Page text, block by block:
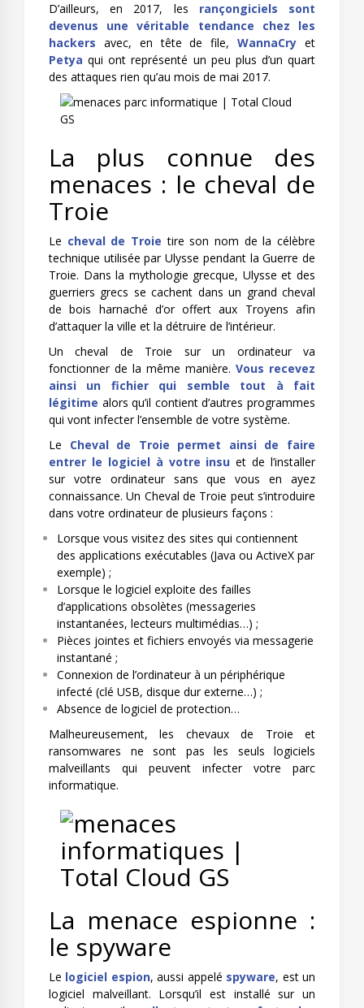
D’ailleurs, en 2017, les rançongiciels sont
devenus une véritable tendance chez les
hackers avec, en tête de file,WannaCry et
Petya qui ont représenté un peu plus d’un quart
des attaques rien qu’au mois de mai 2017.
La plus connue des
menaces : le cheval de
Troie
Le cheval de Troie tire son nom de la célèbre
technique utilisée par Ulysse pendant la Guerre de
Troie. Dans la mythologie grecque, Ulysse et des
guerriers grecs se cachent dans un grand cheval
de bois harnaché d’or offert aux Troyens afin
d’attaquer la ville et la détruire de l’intérieur.
Un cheval de Troie sur un ordinateur va
fonctionner de la même manière. Vous recevez
ainsi un fichier qui semble tout à fait
légitime alors qu’il contient d’autres programmes
qui vont infecter l’ensemble de votre système.
Le Cheval de Troie permet ainsi de faire
entrer le logiciel à votre insu et de l’installer
sur votre ordinateur sans que vous en ayez
connaissance. Un Cheval de Troie peut s’introduire
dans votre ordinateur de plusieurs façons :
Lorsque vous visitez des sites qui contiennent
des applications exécutables (Java ou ActiveX par
exemple) ;
Lorsque le logiciel exploite des failles
d’applications obsolètes (messageries
instantanées, lecteurs multimédias…) ;
Pièces jointes et fichiers envoyés via messagerie
instantané ;
Connexion de l’ordinateur à un périphérique
infecté (clé USB, disque dur externe…) ;
Absence de logiciel de protection…
Malheureusement, les chevaux de Troie et
ransomwares ne sont pas les seuls logiciels
malveillants qui peuvent infecter votre parc
informatique.
La menace espionne :
le spyware
Le logiciel espion, aussi appelé spyware, est un
logiciel malveillant. Lorsqu’il est installé sur un